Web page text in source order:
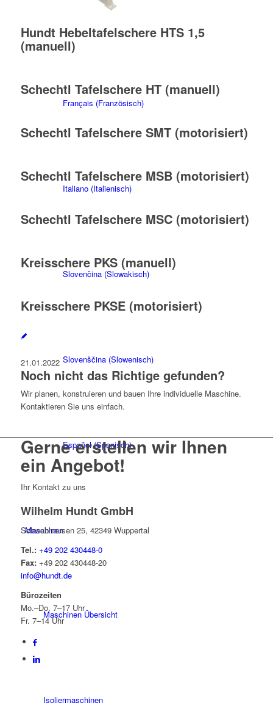
Français (Französisch)
Italiano(Italienisch)
Slovenčina(Slowakisch)
Slovenščina(Slowenisch)
Español(Spanisch)
Maschinen
Maschinen Übersicht
Isoliermaschinen
Hundt Hebeltafelschere HTS 1,5
(manuell)
Schechtl Tafelschere HT (manuell)
Schechtl Tafelschere SMT (motorisiert)
Schechtl Tafelschere MSB (motorisiert)
Schechtl Tafelschere MSC (motorisiert)
Kreisschere PKS (manuell)
Kreisschere PKSE (motorisiert)
21.01.2022
Noch nicht das Richtige gefunden?
Wir planen, konstruieren und bauen Ihre individuelle Maschine.
Kontaktieren Sie uns einfach.
Gerne erstellen wir Ihnen
ein Angebot!
Ihr Kontakt zu uns
Wilhelm Hundt GmbH
Schwabhausen 25, 42349 Wuppertal
Tel.: +49 202 430448-0
Fax:+49 202 430448-20
info@hundt.de
Bürozeiten
Mo.–Do. 7–17 Uhr
Fr. 7–14 Uhr